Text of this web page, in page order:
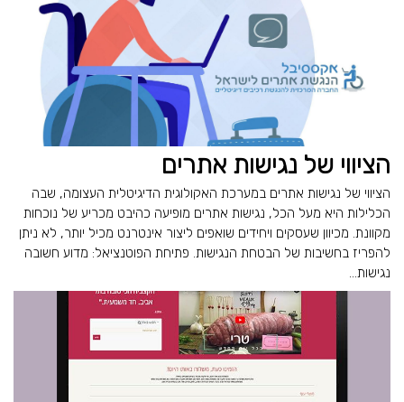
הציווי של נגישות אתרים
הציווי של נגישות אתרים במערכת האקולוגית הדיגיטלית העצומה, שבה
הכלילות היא מעל הכל, נגישות אתרים מופיעה כהיבט מכריע של נוכחות
מקוונת. מכיוון שעסקים ויחידים שואפים ליצור אינטרנט מכיל יותר, לא ניתן
להפריז בחשיבות של הבטחת הנגישות. פתיחת הפוטנציאל: מדוע חשובה
נגישות...